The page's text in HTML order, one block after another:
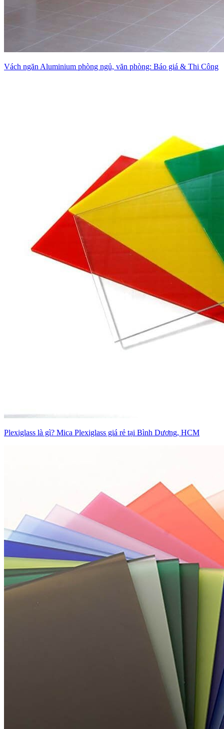
Vách ngăn Aluminium phòng ngủ, văn phòng: Báo giá & Thi Công
Plexiglass là gì? Mica Plexiglass giá rẻ tại Bình Dương, HCM